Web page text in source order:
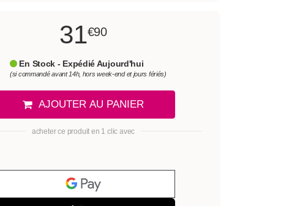
31€90
En Stock - Expédié Aujourd'hui
(si commandé avant 14h, hors week-end et jours fériés)
AJOUTER AU PANIER
acheter ce produit en 1 clic avec